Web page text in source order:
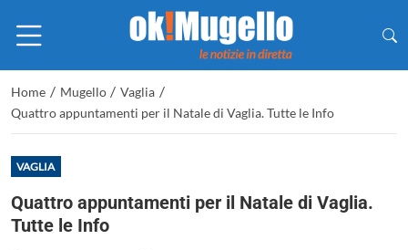
Home / Mugello / Vaglia /
Quattro appuntamenti per il Natale di Vaglia. Tutte le Info
VAGLIA
Quattro appuntamenti per il Natale di Vaglia.
Tutte le Info